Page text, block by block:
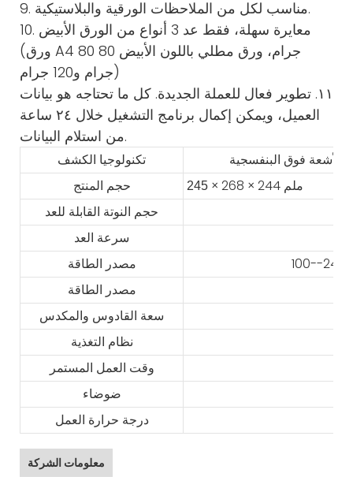
9. مناسب لكل من الملاحظات الورقية والبلاستيكية.
10. معايرة سهلة، فقط عد 3 أنواع من الورق الأبيض
(ورق A4 80 جرام، ورق مطلي باللون الأبيض 80
جرام و120 جرام)
١١. تطوير فعال للعملة الجديدة. كل ما تحتاجه هو بيانات
العميل، ويمكن إكمال برنامج التشغيل خلال ٢٤ ساعة
من استلام البيانات.
تكنولوجيا الكشف
حجم المنتج 245
× 268 × 244 ملم
حجم النوتة القابلة للعد
سرعة العد
مصدر الطاقة
مصدر الطاقة
سعة القادوس والمكدس
نظام التغذية
وقت العمل المستمر
ضوضاء
درجة حرارة العمل
معلومات الشركة